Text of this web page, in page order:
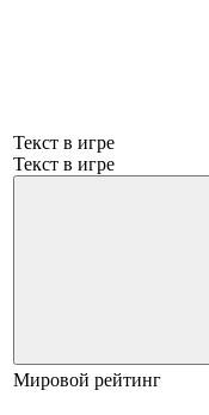
Текст в игре
Текст в игре
Мировой рейтинг